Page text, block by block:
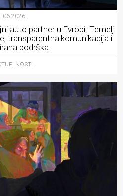
auto partner u Evropi: Temelj
transparentna komunikacija i
podrška